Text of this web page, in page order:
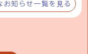
お知らせ一覧を見る